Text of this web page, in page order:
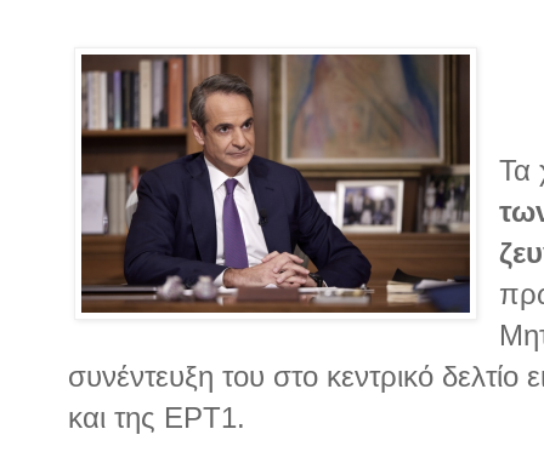
Τα
συνέντευξη του στο κεντρικό
και της ΕΡΤ1.